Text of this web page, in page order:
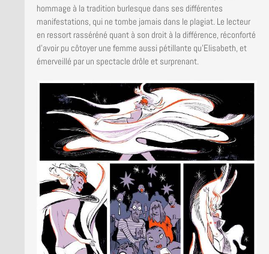
hommage à la tradition burlesque dans ses différentes
manifestations, qui ne tombe jamais dans le plagiat. Le lecteur
en ressort rasséréné quant à son droit à la différence, réconforté
d’avoir pu côtoyer une femme aussi pétillante qu’Elisabeth, et
émerveillé par un spectacle drôle et surprenant.